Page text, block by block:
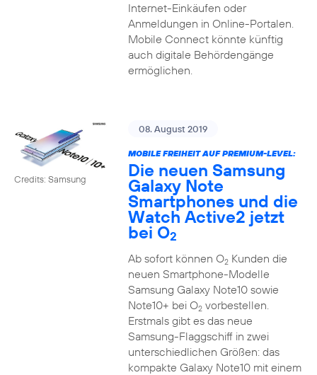
Internet-Einkäufen oder
Anmeldungen in Online-Portalen.
Mobile Connect könnte künftig
auch digitale Behördengänge
ermöglichen.
Credits: Samsung
08. August 2019
MOBILE FREIHEIT AUF PREMIUM-LEVEL:
Die neuen Samsung
Galaxy Note
Smartphones und die
Watch Active2 jetzt
bei O2
Ab sofort können O2Kunden die
neuen Smartphone-Modelle
Samsung Galaxy Note10 sowie
Note10+ bei O2vorbestellen.
Erstmals gibt es das neue
Samsung-Flaggschiff in zwei
unterschiedlichen Größen: das
kompakte Galaxy Note10 mit einem